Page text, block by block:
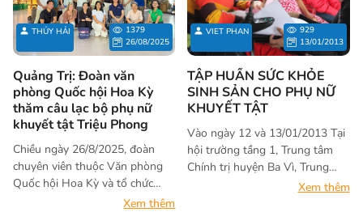
THỦY HẢI
1379
26/08/2025
Quảng Trị: Đoàn văn
phòng Quốc hội Hoa Kỳ
thăm câu lạc bộ phụ nữ
khuyết tật Triệu Phong
Chiều ngày 26/8/2025, đoàn
chuyên viên thuộc Văn phòng
Quốc hội Hoa Kỳ và tổ chức
CARE Quốc tế đã có buổi gặp
Xem thêm
VIET PHAN
929
13/01/2013
TẬP HUẤN SỨC KHỎE
SINH SẢN CHO PHỤ NỮ
KHUYẾT TẬT
Vào ngày 12 và 13/01/2013 Tại
hội trường tầng 1, Trung tâm
Chính trị huyện Ba Vì, Trung
tâm ACDC tổ chức khóa tập
Xem thêm